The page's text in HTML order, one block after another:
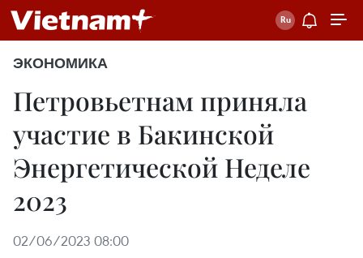
ЭКОНОМИКА
Петровьетнам приняла
участие в Бакинской
Энергетической Неделе
2023
02/06/2023 08:00